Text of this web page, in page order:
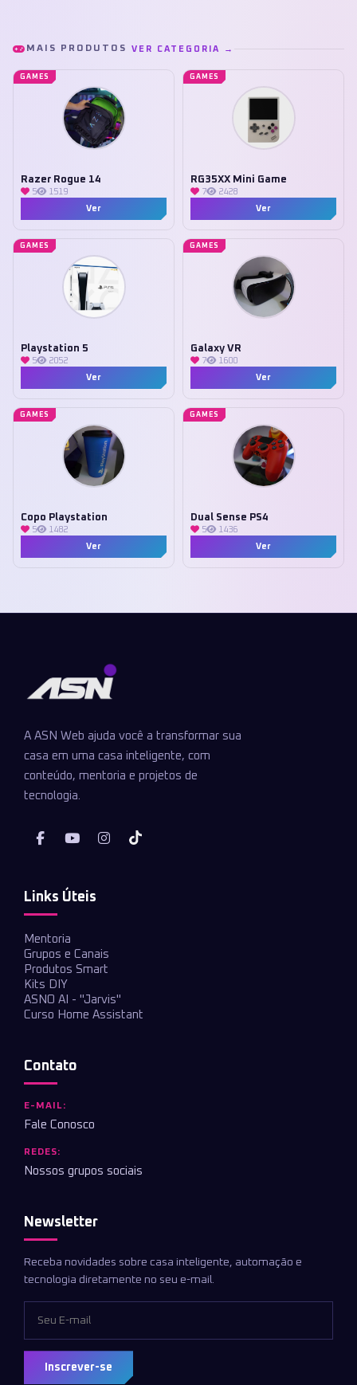
MAIS PRODUTOS VER CATEGORIA →
GAMES
Razer Rogue 14
5
1519
Ver
GAMES
RG35XX Mini Game
7
2428
Ver
GAMES
Playstation 5
5
2052
Ver
GAMES
Galaxy VR
7
1600
Ver
GAMES
Copo Playstation
5
1482
Ver
GAMES
Dual Sense PS4
5
1436
Ver
A ASN Web ajuda você a transformar sua
casa em uma casa inteligente, com
conteúdo, mentoria e projetos de
tecnologia.
Links Úteis
Mentoria
Grupos e Canais
Produtos Smart
Kits DIY
ASNO AI - "Jarvis"
Curso Home Assistant
Contato
E-MAIL:
Fale Conosco
REDES:
Nossos grupos sociais
Newsletter
Receba novidades sobre casa inteligente, automação e
tecnologia diretamente no seu e-mail.
Inscrever-se